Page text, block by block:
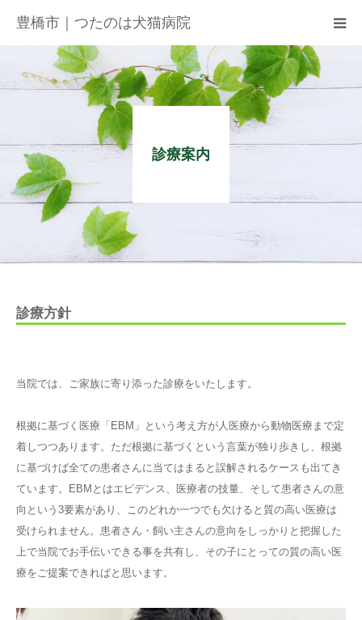
豊橋市｜つたのは犬猫病院
診療案内
診療方針
当院では、ご家族に寄り添った診療をいたします。
根拠に基づく医療「EBM」という考え方が人医療から動物医療まで定
着しつつあります。ただ根拠に基づくという言葉が独り歩きし、根拠
に基づけば全ての患者さんに当てはまると誤解されるケースも出てき
ています。EBMとはエビデンス、医療者の技量、そして患者さんの意
向という3要素があり、このどれか一つでも欠けると質の高い医療は
受けられません。患者さん・飼い主さんの意向をしっかりと把握した
上で当院でお手伝いできる事を共有し、その子にとっての質の高い医
療をご提案できればと思います。
病院紹介
ネット予約
お知らせ
ブログ